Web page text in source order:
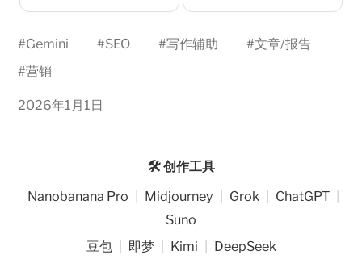
#Gemini #SEO #写作辅助 #文章/报告
#营销
2026年1月1日
🛠️ 创作工具
Nanobanana Pro
Midjourney Grok ChatGPT
Suno
豆包
即梦 Kimi DeepSeek